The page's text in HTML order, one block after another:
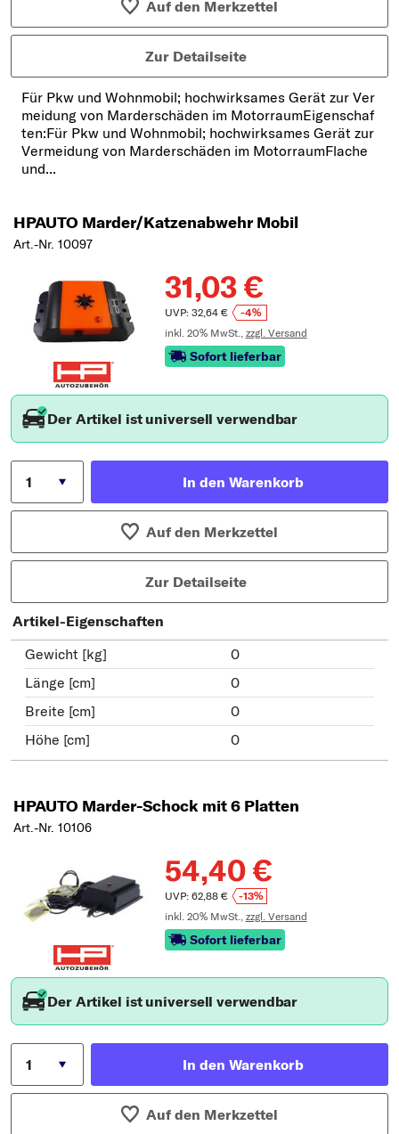
Auf den Merkzettel
Zur Detailseite
Für Pkw und Wohnmobil; hochwirksames Gerät zur Ver
meidung von Marderschäden im MotorraumEigenschaf
ten:Für Pkw und Wohnmobil; hochwirksames Gerät zur
Vermeidung von Marderschäden im MotorraumFlache
und...
HPAUTO Marder/Katzenabwehr Mobil
Art.-Nr. 10097
31,03 €
UVP: 32,64 €
-4%
inkl. 20% MwSt., zzgl. Versand
Sofort lieferbar
Der Artikel ist universell verwendbar
In den Warenkorb
Auf den Merkzettel
Zur Detailseite
Artikel-Eigenschaften
Gewicht [kg]
0
Länge [cm]
0
Breite [cm]
0
Höhe [cm]
0
HPAUTO Marder-Schock mit 6 Platten
Art.-Nr. 10106
54,40 €
UVP: 62,88 €
-13%
inkl. 20% MwSt., zzgl. Versand
Sofort lieferbar
Der Artikel ist universell verwendbar
In den Warenkorb
Auf den Merkzettel